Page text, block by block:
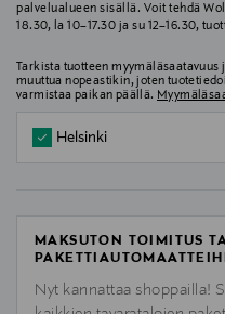
palvelualueen sisällä. Voit tehdä
18.30, la 10–17.30 ja su 12–16.30,
Tarkista tuotteen
muuttua nopeastikin, joten
varmistaa paikan päällä.
Helsinki
MAKSUTON TOIMITUS
Nyt kannattaa shoppailla!